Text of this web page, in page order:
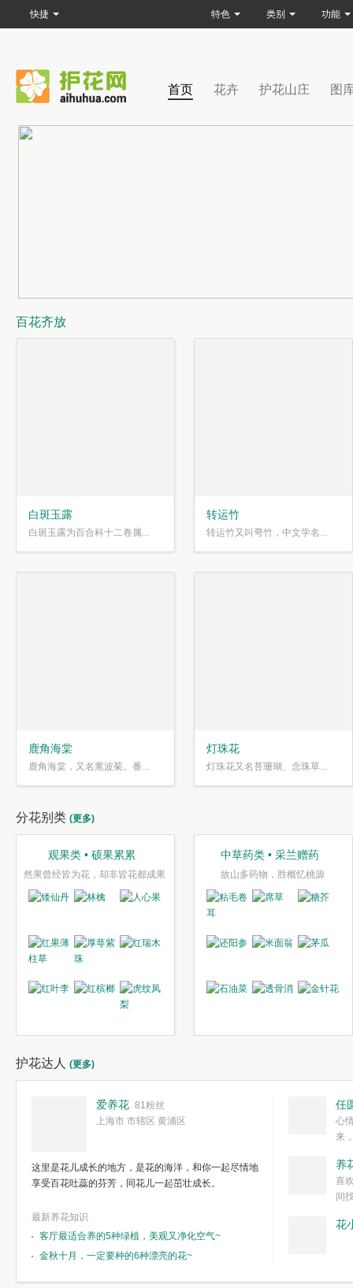
首页 花卉 护花山庄 图
百花齐放
白斑玉露
白斑玉露为百合科十二卷属...
转运竹
转运竹又叫弯竹，中文学名...
鹿角海棠
鹿角海棠，又名熏波菊。番...
灯珠花
灯珠花又名苔珊瑚、念珠草...
分花别类 (更多)
观果类 • 硕果累累
然果曾经皆为花，却非皆花都成果
中草药类 • 采兰赠药
故山多药物，胜概忆桃源
护花达人 (更多)
爱养花 81粉丝
上海市 市辖区 黄浦区
这里是花儿成长的地方，是花的海洋，和你一起尽情地
享受百花吐蕊的芬芳，同花儿一起茁壮成长。
最新养花知识
客厅最适合养的5种绿植，美观又净化空气~
金秋十月，一定要种的6种漂亮的花~
任
心
来
简单愉快的心
我们自己复杂
养
喜
间
花
快捷 特色 类别 功能